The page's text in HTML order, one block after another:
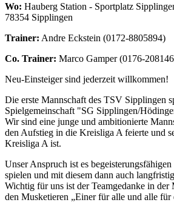
Wo: Hauberg Station - Sportplatz
78354 Sipplingen
Trainer: Andre Eckstein (0172-8805894)
Co. Trainer: Marco Gamper (0176-
Neu-Einsteiger sind jederzeit willkommen!
Die erste Mannschaft des TSV Sipplingen
Spielgemeinschaft "SG Sipplingen/
Wir sind eine junge und ambitionierte
den Aufstieg in die Kreisliga A feierte und
Kreisliga A ist.
Unser Anspruch ist es
spielen und mit diesem dann auch
Wichtig für uns ist der Teamgedanke in der
den Musketieren „Einer für alle und alle für